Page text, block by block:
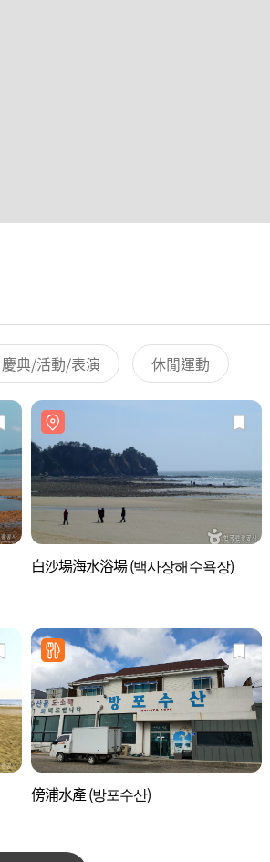
慶典/活動/表演 休閒運動
白沙場海水浴場 (백사장해수욕장)
傍浦水產 (방포수산)